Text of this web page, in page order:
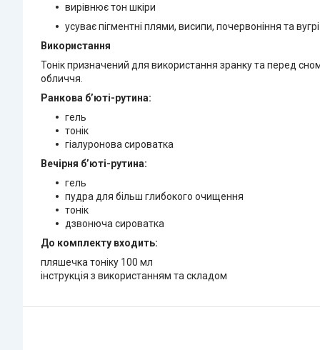
вирівнює тон шкіри
усуває пігментні плями, висипи, почервоніння та вугрі
Використання
Тонік призначений для використання зранку та перед
обличчя.
Ранкова б’юті-рутина:
гель
тонік
гіалуронова сироватка
Вечірня б’юті-рутина:
гель
пудра для більш глибокого очищення
тонік
дзвонюча сироватка
До комплекту входить:
пляшечка тоніку 100 мл
інструкція з використанням та складом